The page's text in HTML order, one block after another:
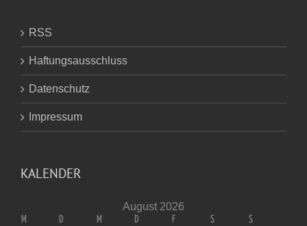
RSS
Haftungsausschluss
Datenschutz
Impressum
KALENDER
August 2026
M D M D F S S